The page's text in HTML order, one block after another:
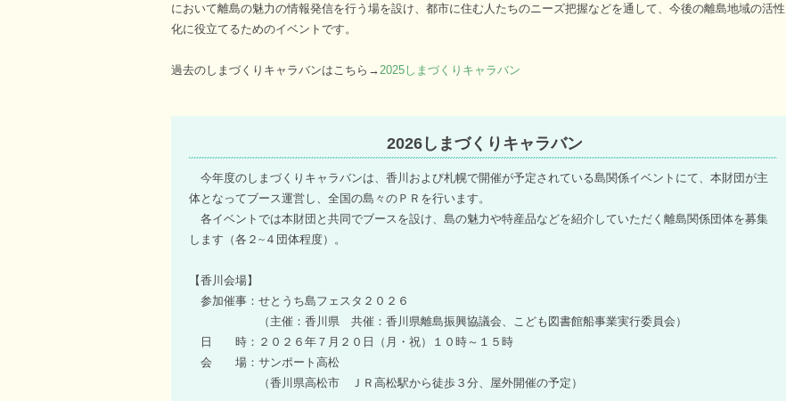
において離島の魅力の情報発信を行う場を設け、都市に住む人たちのニーズ把握などを通して、今後の離島地域の活性
化に役立てるためのイベントです。
過去のしまづくりキャラバンはこちら→2025しまづくりキャラバン
2026しまづくりキャラバン
今年度のしまづくりキャラバンは、香川および札幌で開催が予定されている島関係イベントにて、本財団が主
体となってブース運営し、 全国の島々のＰＲを行います。
各イベントでは本財団と共同でブースを設け、島の魅力や特産品などを紹介していただく離島関係団体を募集
します（各２~４団体程度）。
【香川会場】
参加催事：せとうち島フェスタ２０２６
（主催：香川県 共催：香川県離島振興協議会、こども図書館船事業実行委員会）
日 時：２０２６年７月２０日（月・祝）１０時～１５時
会 場：サンポート高松
（香川県高松市 ＪＲ高松駅から徒歩３分、屋外開催の予定）